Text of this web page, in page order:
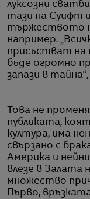
луксозни
тази на Суифт и
тържеството
например.
присъстват на
бъде огромно
запази в
Това не
публиката,
култура, има
свързано с
Америка и
влезе в Залата
множество
Първо,